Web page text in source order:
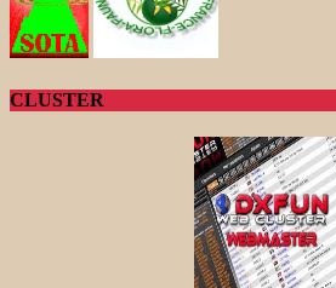
CLUSTER